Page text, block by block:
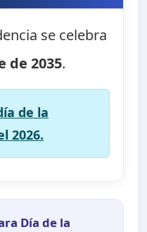
se celebra
de 2035.
de la
2026.
Día de la